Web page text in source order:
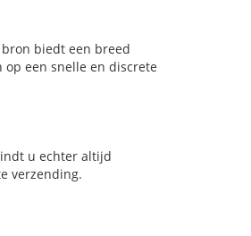
biedt een breed
een snelle en discrete
u echter altijd
verzending.